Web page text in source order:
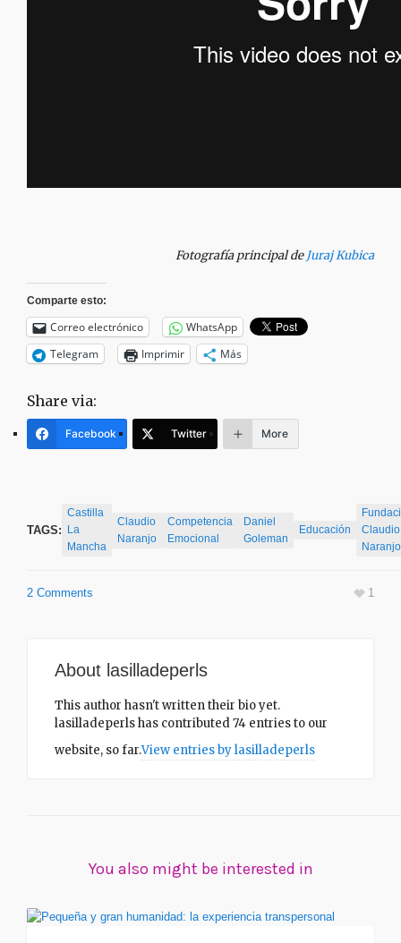
Fotografía principal deJuraj Kubica
Comparte esto:
Correo electrónico
WhatsApp
Telegram
Imprimir Más
Share via:
Facebook Twitter More
TAGS:
Castilla
La
Mancha
Claudio
Naranjo
Competencia
Emocional
Daniel
Goleman
Educación
Claudio
Naranjo
2 Comments 1
About lasilladeperls
This author hasn't written their bio yet.
lasilladeperlshas contributed 74 entries to our
website, so far.View entries bylasilladeperls
You also might be interested in